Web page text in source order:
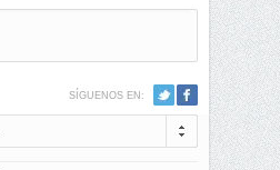
SÍGUENOS EN: